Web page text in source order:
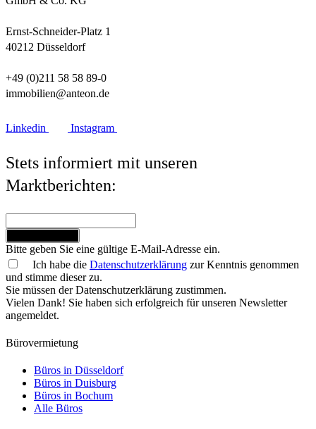
Ernst-Schneider-Platz 1
40212 Düsseldorf
+49 (0)211 58 58 89-0
immobilien@anteon.de
Linkedin Instagram
Stets informiert mit unseren
Marktberichten:
Bitte geben Sie eine gültige E-Mail-Adresse ein.
Ich habe die Datenschutzerklärung zur Kenntnis genommen
und stimme dieser zu.
Sie müssen der Datenschutzerklärung zustimmen.
Vielen Dank! Sie haben sich erfolgreich für unseren Newsletter
angemeldet.
Bürovermietung
Büros in Düsseldorf
Büros in Duisburg
Büros in Bochum
Alle Büros